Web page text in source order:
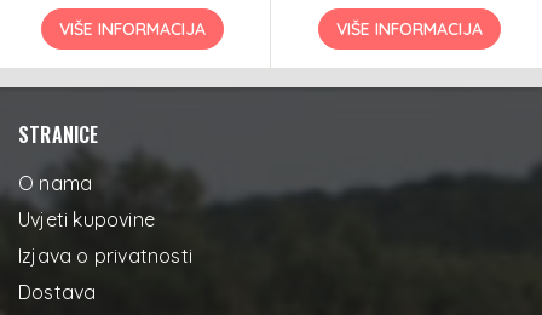
VIŠE INFORMACIJA VIŠE INFORMACIJA
STRANICE
O nama
Uvjeti kupovine
Izjava o privatnosti
Dostava